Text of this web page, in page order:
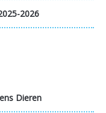
2026
Dieren